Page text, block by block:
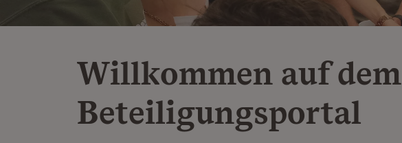
Willkommen auf dem
Beteiligungsportal